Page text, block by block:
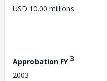
USD 10.00 millions
Approbation FY3
2003